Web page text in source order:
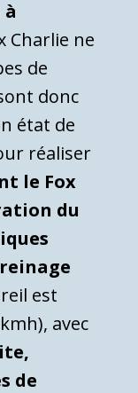
Charlie ne
de
donc
état de
réaliser
le Fox
du
est
avec
de